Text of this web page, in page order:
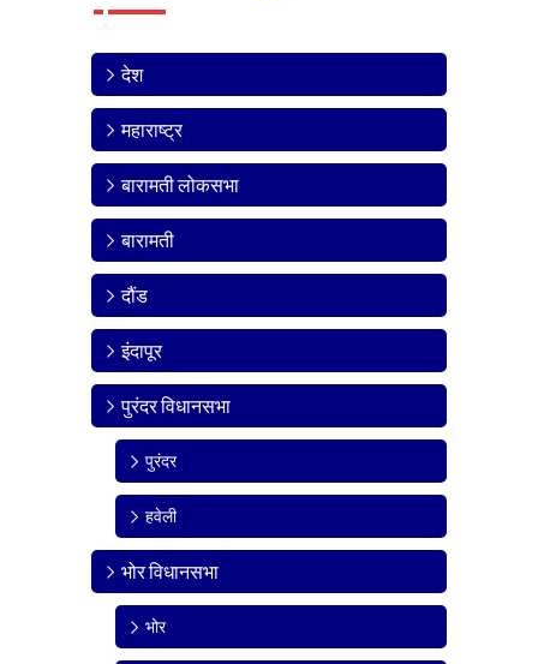
देश
महाराष्ट्र
बारामती लोकसभा
बारामती
दौंड
इंदापूर
पुरंदर विधानसभा
पुरंदर
हवेली
भोर विधानसभा
भोर